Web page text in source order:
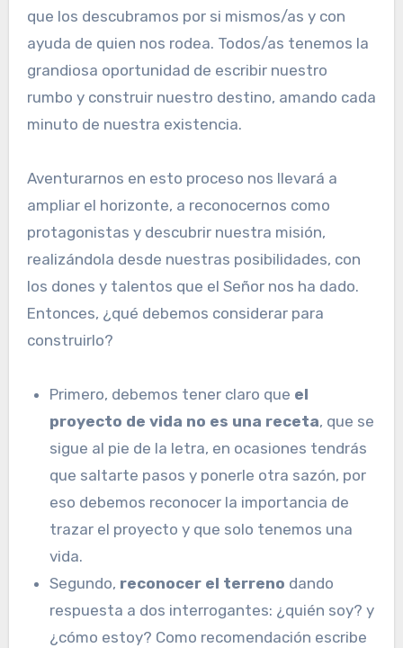
que los descubramos por si mismos/as y con
ayuda de quien nos rodea. Todos/as tenemos la
grandiosa oportunidad de escribir nuestro
rumbo y construir nuestro destino, amando cada
minuto de nuestra existencia.
Aventurarnos en esto proceso nos llevará a
ampliar el horizonte, a reconocernos como
protagonistas y descubrir nuestra misión,
realizándola desde nuestras posibilidades, con
los dones y talentos que el Señor nos ha dado.
Entonces, ¿qué debemos considerar para
construirlo?
Primero, debemos tener claro que el
proyecto de vida no es una receta, que se
sigue al pie de la letra, en ocasiones tendrás
que saltarte pasos y ponerle otra sazón, por
eso debemos reconocer la importancia de
trazar el proyecto y que solo tenemos una
vida.
Segundo, reconocer el terreno dando
respuesta a dos interrogantes: ¿quién soy? y
¿cómo estoy? Como recomendación escribe